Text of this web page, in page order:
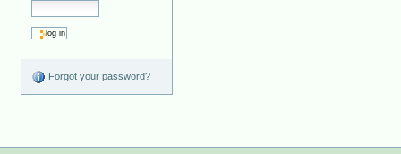
Forgot your password?